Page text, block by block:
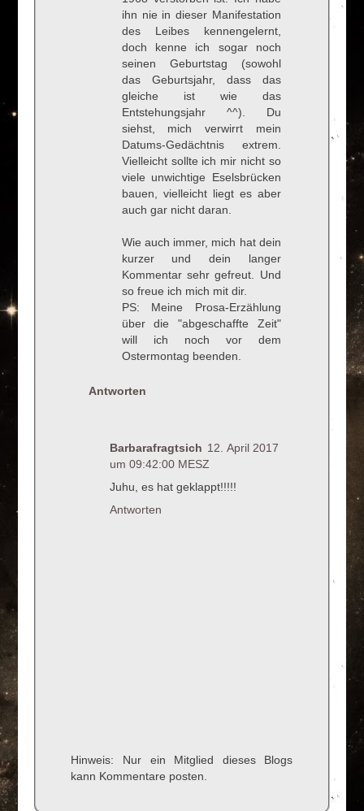
ihn nie in dieser Manifestation
des Leibes kennengelernt,
doch kenne ich sogar noch
seinen Geburtstag (sowohl
das Geburtsjahr, dass das
gleiche ist wie das
Entstehungsjahr ^^). Du
siehst, mich verwirrt mein
Datums-Gedächtnis extrem.
Vielleicht sollte ich mir nicht so
viele unwichtige Eselsbrücken
bauen, vielleicht liegt es aber
auch gar nicht daran.
Wie auch immer, mich hat dein
kurzer und dein langer
Kommentar sehr gefreut. Und
so freue ich mich mit dir.
PS: Meine Prosa-Erzählung
über die "abgeschaffte Zeit"
will ich noch vor dem
Ostermontag beenden.
Antworten
Barbarafragtsich 12. April 2017
um 09:42:00 MESZ
Juhu, es hat geklappt!!!!!
Antworten
Hinweis: Nur ein Mitglied dieses Blogs
kann Kommentare posten.